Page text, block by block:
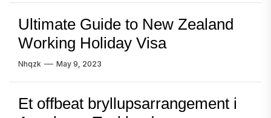
Ultimate Guide to New Zealand
Working Holiday Visa
Nhqzk May 9, 2023
Et offbeat bryllupsarrangement i